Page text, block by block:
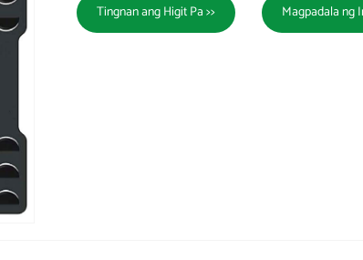
Tingnan ang Higit Pa >> Magpadala ng